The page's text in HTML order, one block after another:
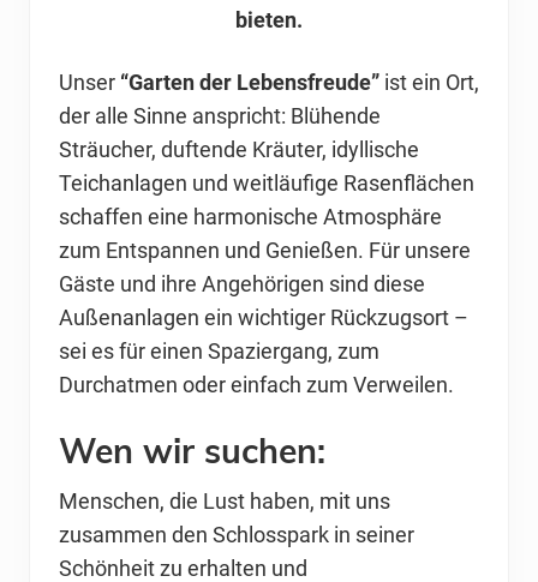
bieten.
Unser “Garten der Lebensfreude” ist ein Ort,
der alle Sinne anspricht: Blühende
Sträucher, duftende Kräuter, idyllische
Teichanlagen und weitläufige Rasenflächen
schaffen eine harmonische Atmosphäre
zum Entspannen und Genießen. Für unsere
Gäste und ihre Angehörigen sind diese
Außenanlagen ein wichtiger Rückzugsort –
sei es für einen Spaziergang, zum
Durchatmen oder einfach zum Verweilen.
Wen wir suchen:
Menschen, die Lust haben, mit uns
zusammen den Schlosspark in seiner
Schönheit zu erhalten und